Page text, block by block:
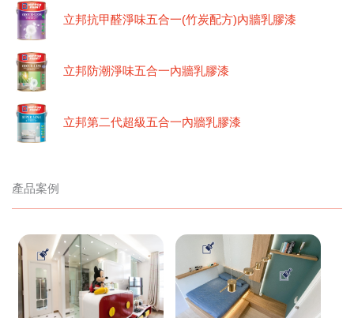
立邦抗甲醛淨味五合一(竹炭配方)內牆乳膠漆
立邦防潮淨味五合一內牆乳膠漆
立邦第二代超級五合一內牆乳膠漆
產品案例